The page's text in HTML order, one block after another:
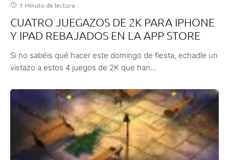
1 Minuto de lectura
CUATRO JUEGAZOS DE 2K PARA IPHONE
Y IPAD REBAJADOS EN LA APP STORE
Si no sabéis qué hacer este domingo de fiesta, echadle un
vistazo a estos 4 juegos de 2K que han...